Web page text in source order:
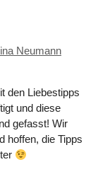
Neumann
den Liebestipps
und diese
gefasst! Wir
hoffen, die Tipps